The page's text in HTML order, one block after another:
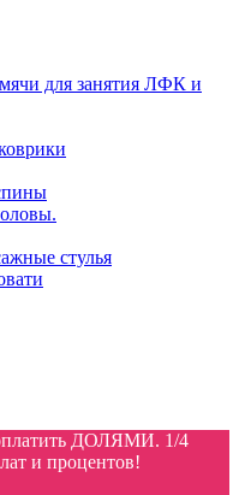
для занятия ЛФК и
стулья
ДОЛЯМИ. 1/4
и процентов!